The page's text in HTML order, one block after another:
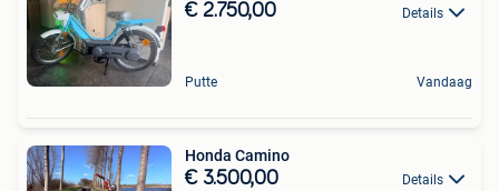
€ 2.750,00 Details
Putte Vandaag
Honda Camino
€ 3.500,00 Details